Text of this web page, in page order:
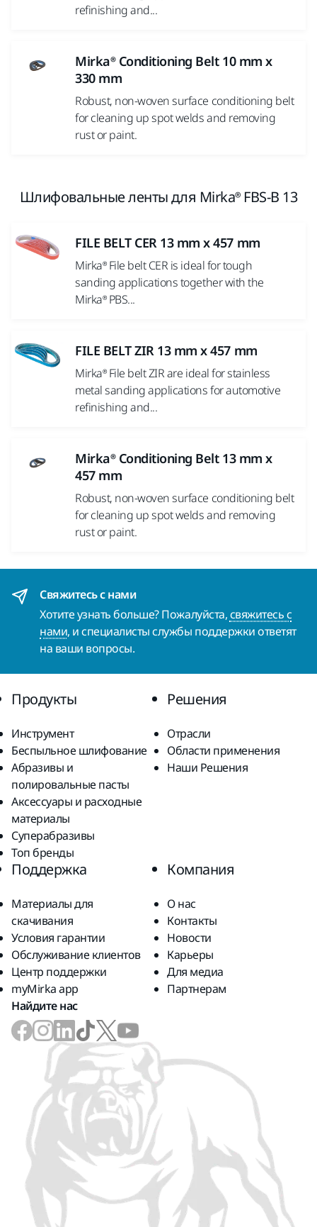
refinishing and...
Mirka® Conditioning Belt 10 mm x
330 mm
Robust, non-woven surface conditioning belt
for cleaning up spot welds and removing
rust or paint.
Шлифовальные ленты для Mirka® FBS-B 13
FILE BELT CER 13 mm x 457 mm
Mirka® File belt CER is ideal for tough
sanding applications together with the
Mirka® PBS...
FILE BELT ZIR 13 mm x 457 mm
Mirka® File belt ZIR are ideal for stainless
metal sanding applications for automotive
refinishing and...
Mirka® Conditioning Belt 13 mm x
457 mm
Robust, non-woven surface conditioning belt
for cleaning up spot welds and removing
rust or paint.
Свяжитесь с нами
Хотите узнать больше? Пожалуйста,свяжитесь с
нами, и специалисты службы поддержки ответят
на ваши вопросы.
Продукты
Инструмент
Беспыльное шлифование
Абразивы и
полировальные пасты
Аксессуары и расходные
материалы
Суперабразивы
Топ бренды
Решения
Отрасли
Области применения
Наши Решения
Поддержка
Материалы для
скачивания
Условия гарантии
Обслуживание клиентов
Центр поддержки
myMirka app
Компания
О нас
Контакты
Новости
Карьеры
Для медиа
Партнерам
Найдите нас